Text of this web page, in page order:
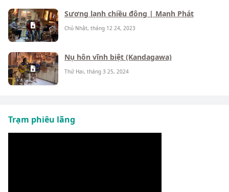
Sương lạnh chiều đông | Mạnh Phát
Chủ Nhật, tháng 12 24, 2023
Nụ hôn vĩnh biệt (Kandagawa)
Thứ Hai, tháng 3 25, 2024
Trạm phiêu lãng